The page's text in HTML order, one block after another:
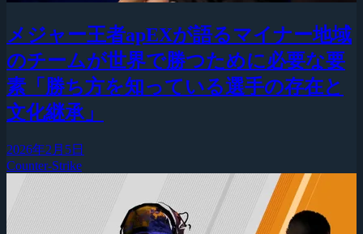
メジャー王者apEXが語るマイナー地域
のチームが世界で勝つために必要な要
素「勝ち方を知っている選手の存在と
文化継承」
2026年2月5日
Counter-Strike